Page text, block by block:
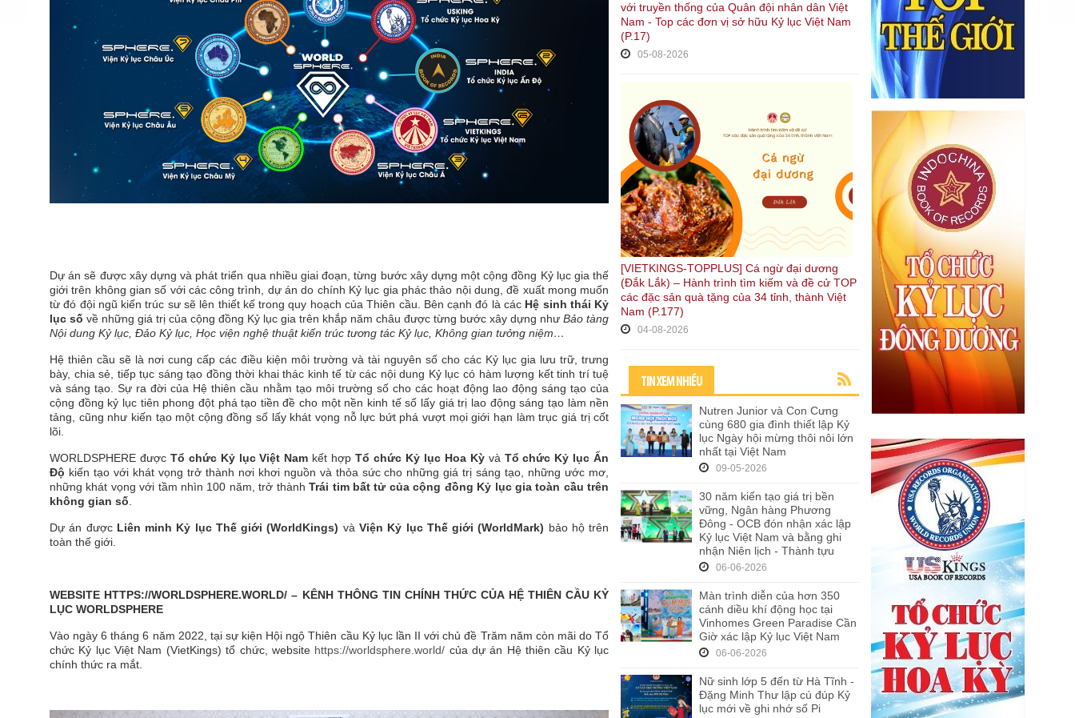
Dự án sẽ được xây dựng và phát triển qua nhiều giai đoạn, từng bước xây dựng một cộng đồng Kỷ lục gia thế
giới trên không gian số với các công trình, dự án do chính Kỷ lục gia phác thảo nội dung, đề xuất mong muốn
từ đó đội ngũ kiến trúc sư sẽ lên thiết kế trong quy hoạch của Thiên cầu. Bên cạnh đó là các Hệ sinh thái Kỷ
lục số về những giá trị của cộng đồng Kỷ lục gia trên khắp năm châu được từng bước xây dựng nhưBảo tàng
Nội dung Kỷ lục, Đảo Kỷ lục, Học viện nghệ thuật kiến trúc tương tác Kỷ lục, Không gian tưởng niệm…
Hệ thiên cầu sẽ là nơi cung cấp các điều kiện môi trường và tài nguyên số cho các Kỷ lục gia lưu trữ, trưng
bày, chia sẻ, tiếp tục sáng tạo đồng thời khai thác kinh tế từ các nội dung Kỷ lục có hàm lượng kết tinh trí tuệ
và sáng tạo. Sự ra đời của Hệ thiên cầu nhằm tạo môi trường số cho các hoạt động lao động sáng tạo của
cộng đồng kỷ lục tiên phong đột phá tạo tiền đề cho một nền kinh tế số lấy giá trị lao động sáng tạo làm nền
tảng, cũng như kiến tạo một cộng đồng số lấy khát vọng nỗ lực bứt phá vượt mọi giới hạn làm trục giá trị cốt
lõi.
WORLDSPHERE được Tổ chức Kỷ lục Việt Nam kết hợpTổ chức Kỷ lục Hoa Kỳvà Tổ chức Kỷ lục Ấn
Độ kiến tạo với khát vọng trở thành nơi khơi nguồn và thỏa sức cho những giá trị sáng tạo, những ước mơ,
những khát vọng với tầm nhìn 100 năm, trở thànhTrái tim bất tử của cộng đồng Kỷ lục gia toàn cầu trên
không gian số
Dự án được Liên minh Kỷ lục Thế giới (WorldKings) vàViện Kỷ lục Thế giới (WorldMark) bảo hộ trên
toàn thế giới.
WEBSITE HTTPS://WORLDSPHERE.WORLD/ – KÊNH THÔNG TIN CHÍNH THỨC CỦA HỆ THIÊN CẦU KỶ
LỤC WORLDSPHERE
Vào ngày 6 tháng 6 năm 2022, tại sự kiện Hội ngộ Thiên cầu Kỷ lục lần II với chủ đề Trăm năm còn mãi do Tổ
chức Kỷ lục Việt Nam (VietKings) tổ chức, website https://worldsphere.world/ của dự án Hệ thiên cầu Kỷ lục
chính thức ra mắt.
với truyền thống của Quân đội nhân dân Việt
Nam - Top các đơn vị sở hữu Kỷ lục Việt Nam
(P.17)
05-08-2026
[VIETKINGS-TOPPLUS] Cá ngừ đại dương
(Đắk Lắk) – Hành trình tìm kiếm và đề cử TOP
các đặc sản quà tặng của 34 tỉnh, thành Việt
Nam (P.177)
04-08-2026
TIN XEM NHIỀU
Nutren Junior và Con Cưng
cùng 680 gia đình thiết lập Kỷ
lục Ngày hội mừng thôi nôi lớn
nhất tại Việt Nam
09-05-2026
30 năm kiến tạo giá trị bền
vững, Ngân hàng Phương
Đông - OCB đón nhận xác lập
Kỷ lục Việt Nam và bằng ghi
nhận Niên lịch - Thành tựu
06-06-2026
Màn trình diễn của hơn 350
cánh diều khí động học tại
Vinhomes Green Paradise Cần
Giờ xác lập Kỷ lục Việt Nam
06-06-2026
Nữ sinh lớp 5 đến từ Hà Tĩnh -
Đặng Minh Thư lập cú đúp Kỷ
lục mới về ghi nhớ số Pi